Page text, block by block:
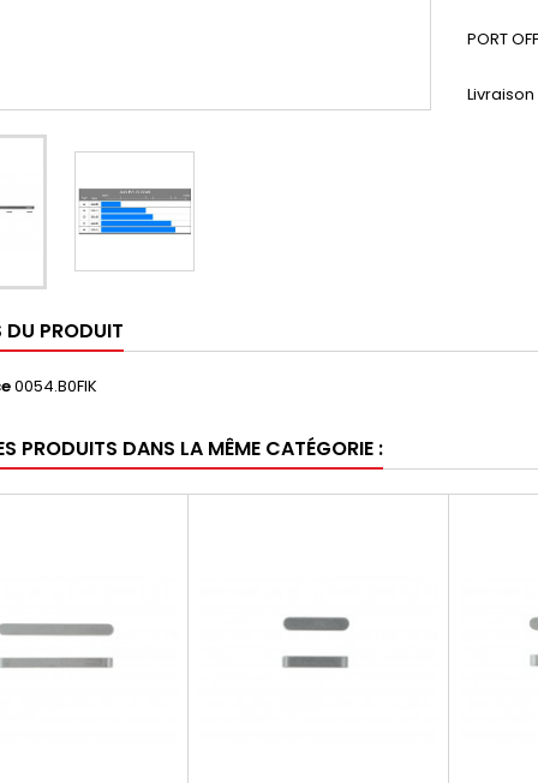
PORT
DU PRODUIT
0054.B0FIK
PRODUITS DANS LA MÊME CATÉGORIE :